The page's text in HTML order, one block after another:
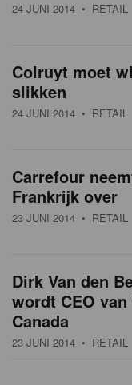
24 JUNI 2014 • RETAIL
Colruyt moet
slikken
24 JUNI 2014 • RETAIL
Carrefour
Frankrijk over
23 JUNI 2014 • RETAIL
Dirk Van den
wordt CEO
Canada
23 JUNI 2014 • RETAIL